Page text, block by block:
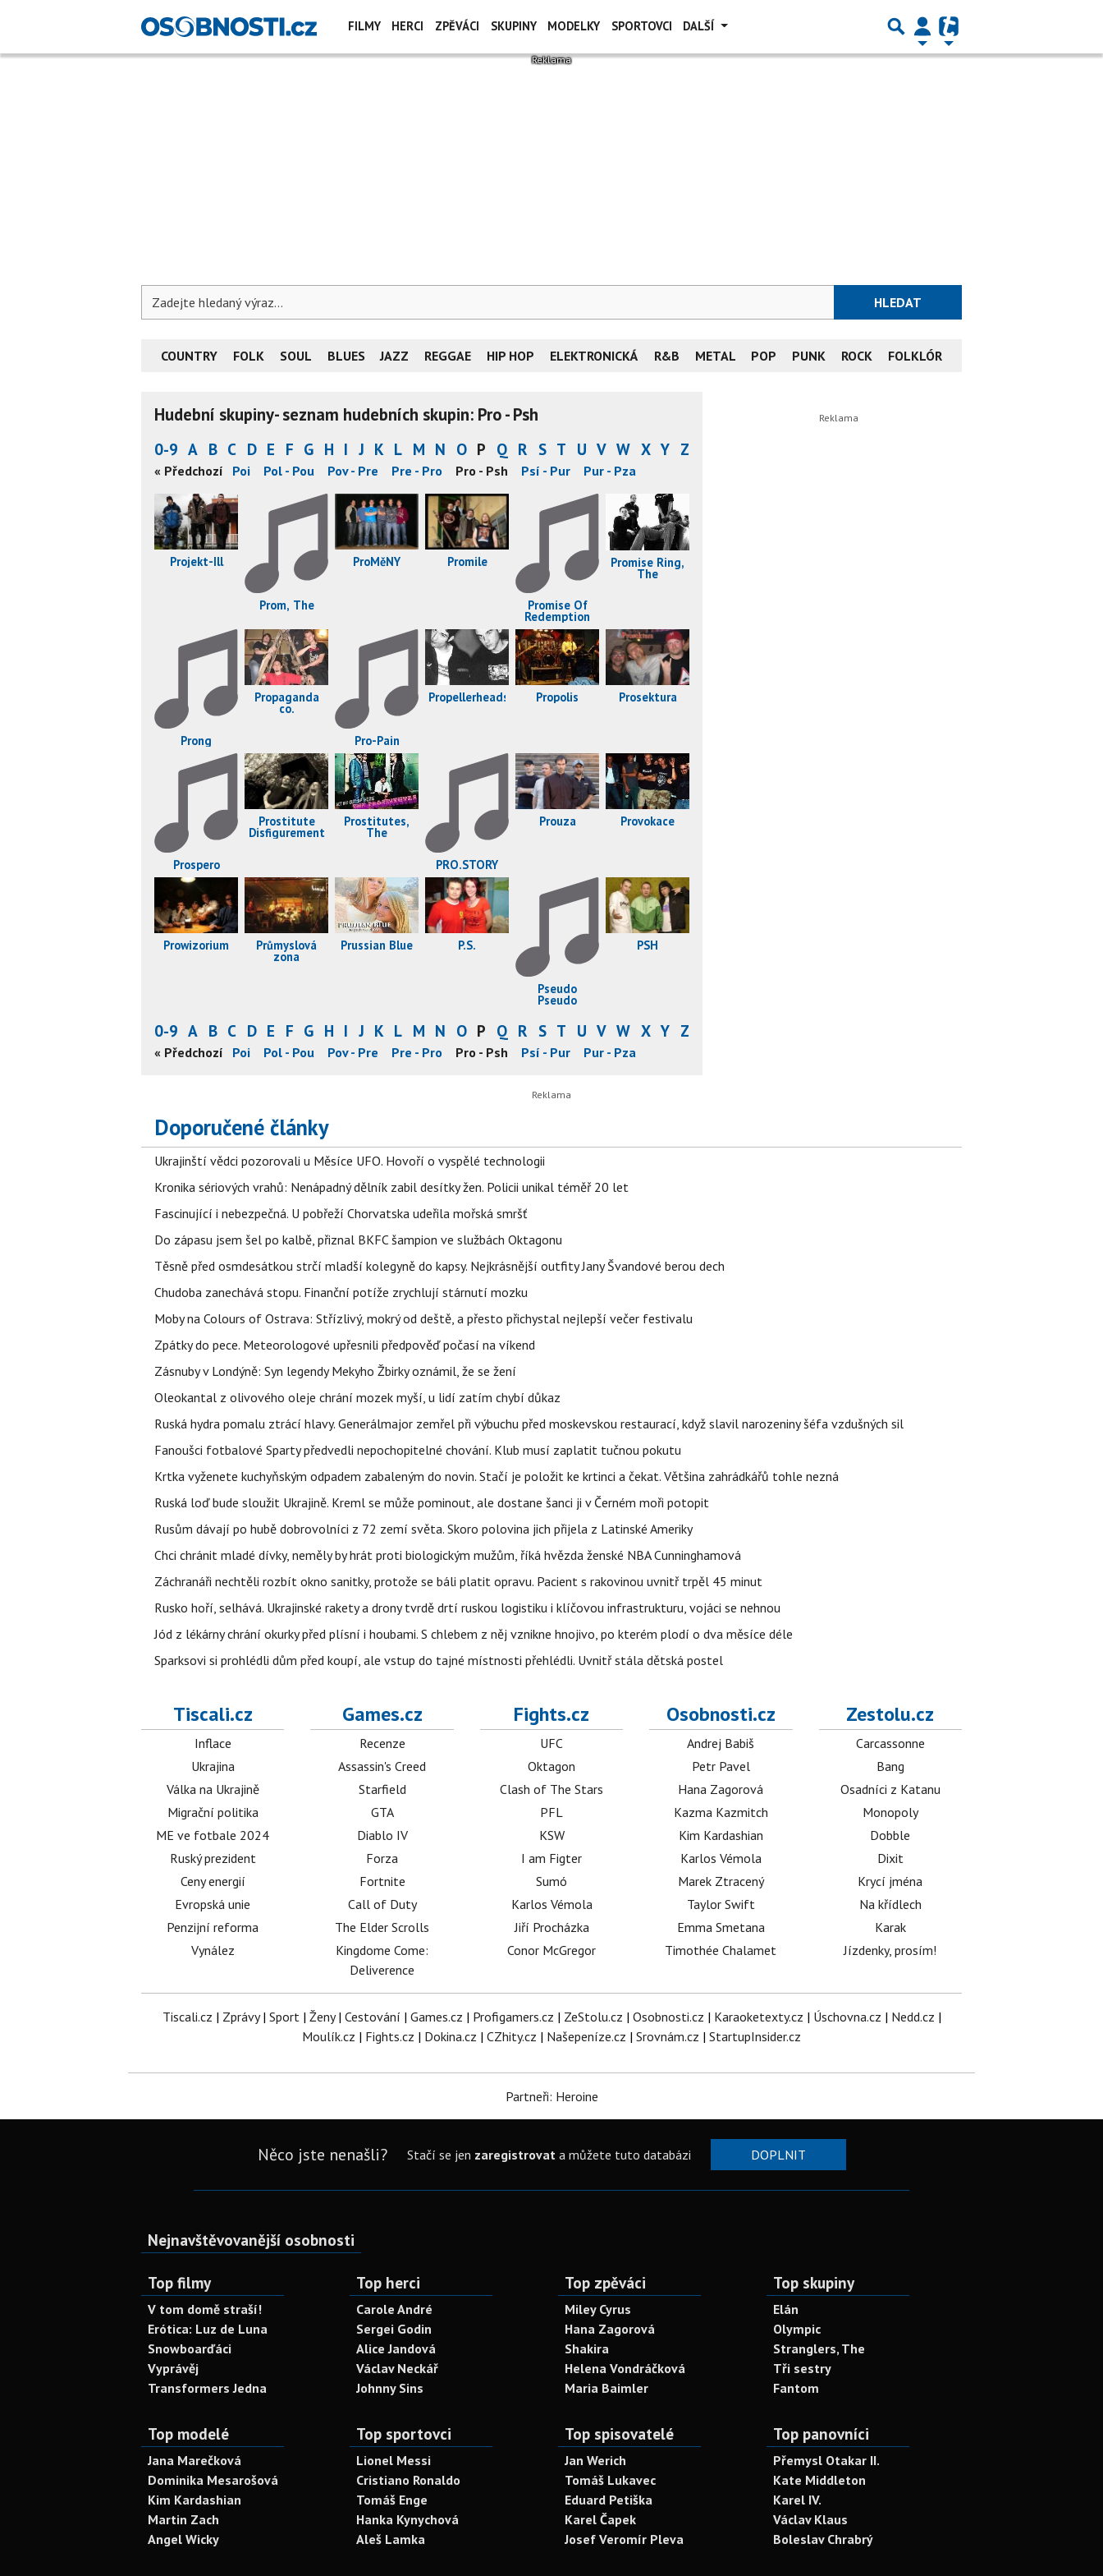
FILMY HERCI ZPĚVÁCI SKUPINY MODELKY SPORTOVCI DALŠÍ
HLEDAT
COUNTRY FOLK SOUL BLUES JAZZ REGGAE HIP HOP ELEKTRONICKÁ R&B METAL POP PUNK ROCK FOLKLÓR
Hudební skupiny- seznam hudebních skupin: Pro - Psh
0-9 A B C D E F G H I J K L M N O P Q R S T U V W X Y Z
« Předchozí
Pin - Pla Pla - Poi Pol - Pou Pov - Pre Pre - Pro Pro - Psh Psí - Pur Pur - Pza
Projekt-Ill
Prom, The
ProMěNY Promile
Promise Of
Redemption
Promise Ring,
The
Prong
Propaganda
co.
Pro-Pain
Propellerheads Propolis Prosektura
Prospero
Prostitute
Disfigurement
Prostitutes,
The
PRO.STORY
Prouza Provokace
Prowizorium Průmyslová
zona
Prussian Blue P.S.
Pseudo
Pseudo
PSH
0-9 A B C D E F G H I J K L M N O P Q R S T U V W X Y Z
« Předchozí
Pin - Pla Pla - Poi Pol - Pou Pov - Pre Pre - Pro Pro - Psh Psí - Pur Pur - Pza
Doporučené články
Ukrajinští vědci pozorovali u Měsíce UFO. Hovoří o vyspělé technologii
Kronika sériových vrahů: Nenápadný dělník zabil desítky žen. Policii unikal téměř 20 let
Fascinující i nebezpečná. U pobřeží Chorvatska udeřila mořská smršť
Do zápasu jsem šel po kalbě, přiznal BKFC šampion ve službách Oktagonu
Těsně před osmdesátkou strčí mladší kolegyně do kapsy. Nejkrásnější outfity Jany Švandové berou dech
Chudoba zanechává stopu. Finanční potíže zrychlují stárnutí mozku
Moby na Colours of Ostrava: Střízlivý, mokrý od deště, a přesto přichystal nejlepší večer festivalu
Zpátky do pece. Meteorologové upřesnili předpověď počasí na víkend
Zásnuby v Londýně: Syn legendy Mekyho Žbirky oznámil, že se žení
Oleokantal z olivového oleje chrání mozek myší, u lidí zatím chybí důkaz
Ruská hydra pomalu ztrácí hlavy. Generálmajor zemřel při výbuchu před moskevskou restaurací, když slavil narozeniny šéfa vzdušných sil
Fanoušci fotbalové Sparty předvedli nepochopitelné chování. Klub musí zaplatit tučnou pokutu
Krtka vyženete kuchyňským odpadem zabaleným do novin. Stačí je položit ke krtinci a čekat. Většina zahrádkářů tohle nezná
Ruská loď bude sloužit Ukrajině. Kreml se může pominout, ale dostane šanci ji v Černém moři potopit
Rusům dávají po hubě dobrovolníci z 72 zemí světa. Skoro polovina jich přijela z Latinské Ameriky
Chci chránit mladé dívky, neměly by hrát proti biologickým mužům, říká hvězda ženské NBA Cunninghamová
Záchranáři nechtěli rozbít okno sanitky, protože se báli platit opravu. Pacient s rakovinou uvnitř trpěl 45 minut
Rusko hoří, selhává. Ukrajinské rakety a drony tvrdě drtí ruskou logistiku i klíčovou infrastrukturu, vojáci se nehnou
Jód z lékárny chrání okurky před plísní i houbami. S chlebem z něj vznikne hnojivo, po kterém plodí o dva měsíce déle
Sparksovi si prohlédli dům před koupí, ale vstup do tajné místnosti přehlédli. Uvnitř stála dětská postel
Tiscali.cz
Inflace
Ukrajina
Válka na Ukrajině
Migrační politika
ME ve fotbale 2024
Ruský prezident
Ceny energií
Evropská unie
Penzijní reforma
Vynález
Games.cz
Recenze
Assassin's Creed
Starfield
GTA
Diablo IV
Forza
Fortnite
Call of Duty
The Elder Scrolls
Kingdome Come:
Deliverence
Fights.cz
UFC
Oktagon
Clash of The Stars
PFL
KSW
I am Figter
Sumó
Karlos Vémola
Jiří Procházka
Conor McGregor
Osobnosti.cz
Andrej Babiš
Petr Pavel
Hana Zagorová
Kazma Kazmitch
Kim Kardashian
Karlos Vémola
Marek Ztracený
Taylor Swift
Emma Smetana
Timothée Chalamet
Zestolu.cz
Carcassonne
Bang
Osadníci z Katanu
Monopoly
Dobble
Dixit
Krycí jména
Na křídlech
Karak
Jízdenky, prosím!
Tiscali.cz | Zprávy| Sport| Ženy| Cestování | Games.cz | Profigamers.cz | ZeStolu.cz | Osobnosti.cz | Karaoketexty.cz | Úschovna.cz | Nedd.cz |
Moulík.cz | Fights.cz | Dokina.cz | CZhity.cz | Našepeníze.cz | Srovnám.cz | StartupInsider.cz
Partneři: Heroine
Něco jste nenašli? Stačí se jen zaregistrovata můžete tuto databázi DOPLNIT
Nejnavštěvovanější osobnosti
Top filmy
V tom domě straší!
Erótica: Luz de Luna
Snowboarďáci
Vyprávěj
Transformers Jedna
Top herci
Carole André
Sergei Godin
Alice Jandová
Václav Neckář
Johnny Sins
Top zpěváci
Miley Cyrus
Hana Zagorová
Shakira
Helena Vondráčková
Maria Baimler
Top skupiny
Elán
Olympic
Stranglers, The
Tři sestry
Fantom
Top modelé
Jana Marečková
Dominika Mesarošová
Kim Kardashian
Martin Zach
Angel Wicky
Top sportovci
Lionel Messi
Cristiano Ronaldo
Tomáš Enge
Hanka Kynychová
Aleš Lamka
Top spisovatelé
Jan Werich
Tomáš Lukavec
Eduard Petiška
Karel Čapek
Josef Veromír Pleva
Top panovníci
Přemysl Otakar II.
Kate Middleton
Karel IV.
Václav Klaus
Boleslav Chrabrý